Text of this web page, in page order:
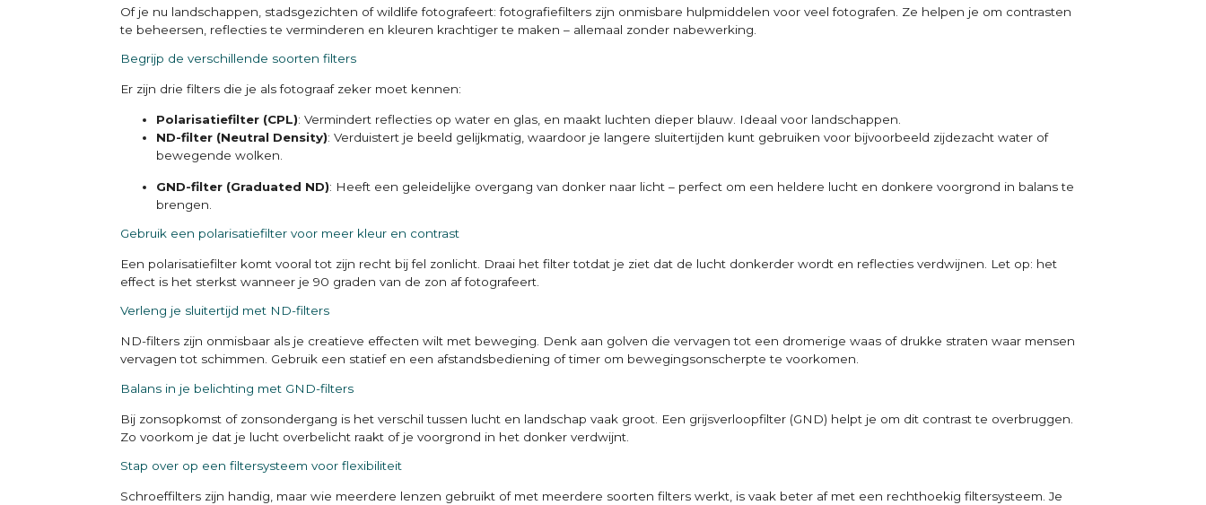
Of je nu landschappen, stadsgezichten of wildlife fotografeert: fotografiefilters zijn onmisbare hulpmiddelen voor veel fotografen. Ze helpen je om contrasten
te beheersen, reflecties te verminderen en kleuren krachtiger te maken – allemaal zonder nabewerking.
Begrijp de verschillende soorten filters
Er zijn drie filters die je als fotograaf zeker moet kennen:
Polarisatiefilter (CPL): Vermindert reflecties op water en glas, en maakt luchten dieper blauw. Ideaal voor landschappen.
ND-filter (Neutral Density): Verduistert je beeld gelijkmatig, waardoor je langere sluitertijden kunt gebruiken voor bijvoorbeeld zijdezacht water of
bewegende wolken.
GND-filter (Graduated ND): Heeft een geleidelijke overgang van donker naar licht – perfect om een heldere lucht en donkere voorgrond in balans te
brengen.
Gebruik een polarisatiefilter voor meer kleur en contrast
Een polarisatiefilter komt vooral tot zijn recht bij fel zonlicht. Draai het filter totdat je ziet dat de lucht donkerder wordt en reflecties verdwijnen. Let op: het
effect is het sterkst wanneer je 90 graden van de zon af fotografeert.
Verleng je sluitertijd met ND-filters
ND-filters zijn onmisbaar als je creatieve effecten wilt met beweging. Denk aan golven die vervagen tot een dromerige waas of drukke straten waar mensen
vervagen tot schimmen. Gebruik een statief en een afstandsbediening of timer om bewegingsonscherpte te voorkomen.
Balans in je belichting met GND-filters
Bij zonsopkomst of zonsondergang is het verschil tussen lucht en landschap vaak groot. Een grijsverloopfilter (GND) helpt je om dit contrast te overbruggen.
Zo voorkom je dat je lucht overbelicht raakt of je voorgrond in het donker verdwijnt.
Stap over op een filtersysteem voor flexibiliteit
Schroeffilters zijn handig, maar wie meerdere lenzen gebruikt of met meerdere soorten filters werkt, is vaak beter af met een rechthoekig filtersysteem. Je